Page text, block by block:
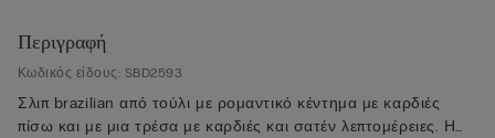
Περιγραφή
Κωδικός είδους: SBD2593
Σλιπ brazilian από τούλι με ρομαντικό κέντημα με καρδιές
πίσω και με μια τρέσα με καρδιές και σατέν λεπτομέρειες. Η